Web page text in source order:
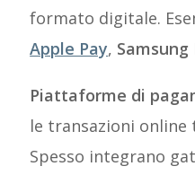
formato digitale.
Apple Pay, Samsung
Piattaforme di
le transazioni
Spesso integrano